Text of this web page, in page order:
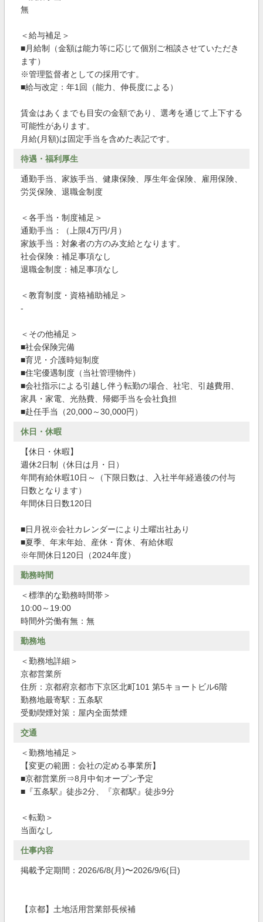
無
＜給与補足＞
■月給制（金額は能力等に応じて個別ご相談させていただき
ます）
※管理監督者としての採用です。
■給与改定：年1回（能力、伸長度による）
賃金はあくまでも目安の金額であり、選考を通じて上下する
可能性があります。
月給(月額)は固定手当を含めた表記です。
待遇・福利厚生
通勤手当、家族手当、健康保険、厚生年金保険、雇用保険、
労災保険、退職金制度
＜各手当・制度補足＞
通勤手当：（上限4万円/月）
家族手当：対象者の方のみ支給となります。
社会保険：補足事項なし
退職金制度：補足事項なし
＜教育制度・資格補助補足＞
-
＜その他補足＞
■社会保険完備
■育児・介護時短制度
■住宅優遇制度（当社管理物件）
■会社指示による引越し伴う転勤の場合、社宅、引越費用、
家具・家電、光熱費、帰郷手当を会社負担
■赴任手当（20,000～30,000円）
休日・休暇
【休日・休暇】
週休2日制（休日は月・日）
年間有給休暇10日～（下限日数は、入社半年経過後の付与
日数となります）
年間休日日数120日
■日月祝※会社カレンダーにより土曜出社あり
■夏季、年末年始、産休・育休、有給休暇
※年間休日120日（2024年度）
勤務時間
＜標準的な勤務時間帯＞
10:00～19:00
時間外労働有無：無
勤務地
＜勤務地詳細＞
京都営業所
住所：京都府京都市下京区北町101 第5キョートビル6階
勤務地最寄駅：五条駅
受動喫煙対策：屋内全面禁煙
交通
＜勤務地補足＞
【変更の範囲：会社の定める事業所】
■京都営業所⇒8月中旬オープン予定
■『五条駅』徒歩2分、『京都駅』徒歩9分
＜転勤＞
当面なし
仕事内容
掲載予定期間：2026/6/8(月)〜2026/9/6(日)
【京都】土地活用営業部長候補